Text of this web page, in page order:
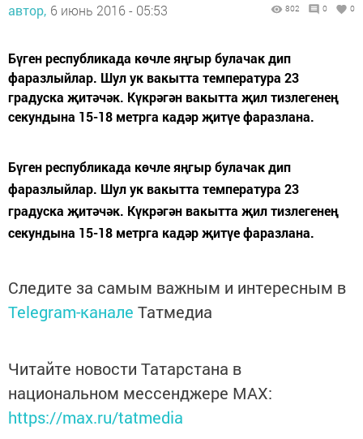
автор, 6 июнь 2016 - 05:53 802 0 0
Бүген республикада көчле яңгыр булачак дип
фаразлыйлар. Шул ук вакытта температура 23
градуска җитәчәк. Күкрәгән вакытта җил тизлегенең
секундына 15-18 метрга кадәр җитүе фаразлана.
Бүген республикада көчле яңгыр булачак дип
фаразлыйлар. Шул ук вакытта температура 23
градуска җитәчәк. Күкрәгән вакытта җил тизлегенең
секундына 15-18 метрга кадәр җитүе фаразлана.
Следите за самым важным и интересным в
Telegram-канале Татмедиа
Читайте новости Татарстана в
национальном мессенджере MАХ:
https://max.ru/tatmedia